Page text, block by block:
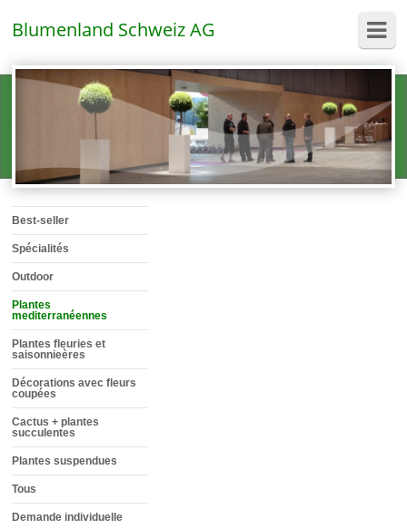
Blumenland Schweiz AG
Best-seller
Spécialités
Outdoor
Plantes
mediterranéennes
Plantes fleuries et
saisonnieères
Décorations avec fleurs
coupées
Cactus + plantes
succulentes
Plantes suspendues
Tous
Demande individuelle